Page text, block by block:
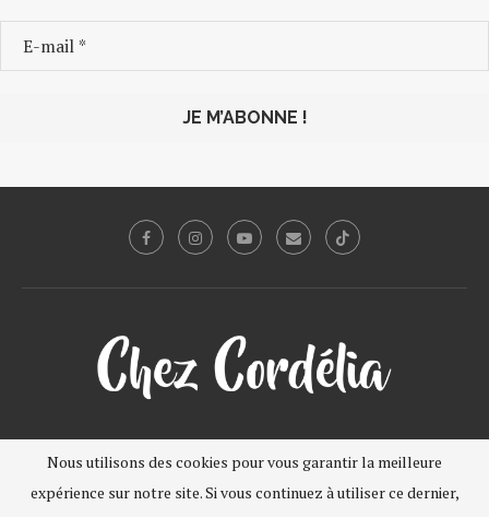
A propos Contact Mentions Légales
Sites favoris
Plan du site
Nous utilisons des cookies pour vous garantir la meilleure
expérience sur notre site. Si vous continuez à utiliser ce dernier,